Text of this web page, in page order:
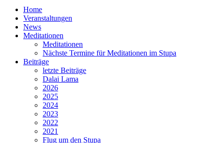
Home
Veranstaltungen
News
Meditationen
Meditationen
Nächste Termine für Meditationen im Stupa
Beiträge
letzte Beiträge
Dalai Lama
2026
2025
2024
2023
2022
2021
Flug um den Stupa